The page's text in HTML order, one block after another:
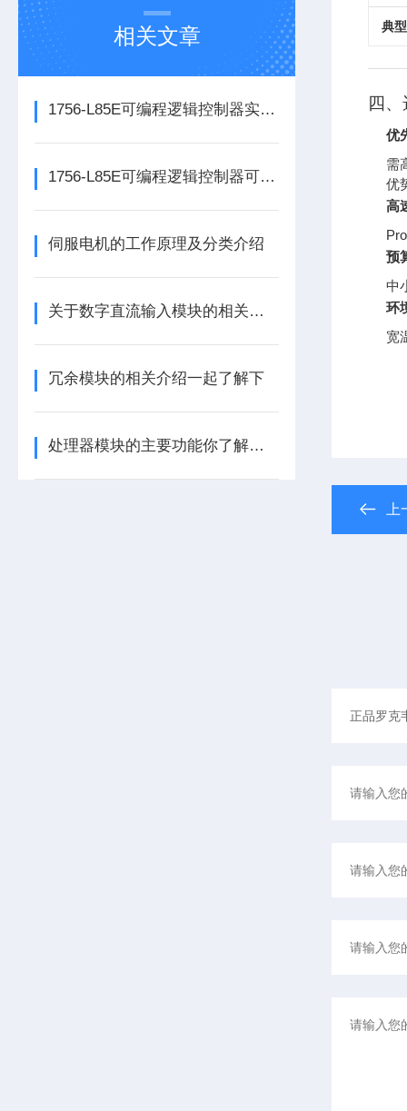
相关文章
1756-L85E可编程逻辑控制器实操应用常见问题分析及解决方法探讨
1756-L85E可编程逻辑控制器可满足多行业自动化精准控制需求
伺服电机的工作原理及分类介绍
关于数字直流输入模块的相关介绍
冗余模块的相关介绍一起了解下
处理器模块的主要功能你了解多少呢
典
四
优
需
优
高
预
中
环
宽